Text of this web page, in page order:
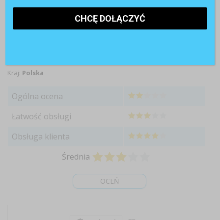
Kraj: Polska
Ogólna ocena
Łatwość obsługi
Obsługa klienta
Średnia